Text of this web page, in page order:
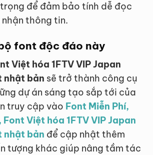
để đảm bảo tính dễ đọc
thông tin.
font độc đáo này
Việt hóa 1FTV VIP Japan
nhật bản sẽ trở thành công cụ
dự án sáng tạo sắp tới của
truy cập vào Font Miễn Phí,
Việt hóa 1FTV VIP Japan
nhật bản để cập nhật thêm
tượng khác giúp nâng tầm tác